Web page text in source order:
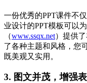
一份优秀的PPT课件不
业设计的PPT模板可以
（www.ssqx.net）提供
了各种主题和风格，您
既美观又实用。
3. 图文并茂，增强